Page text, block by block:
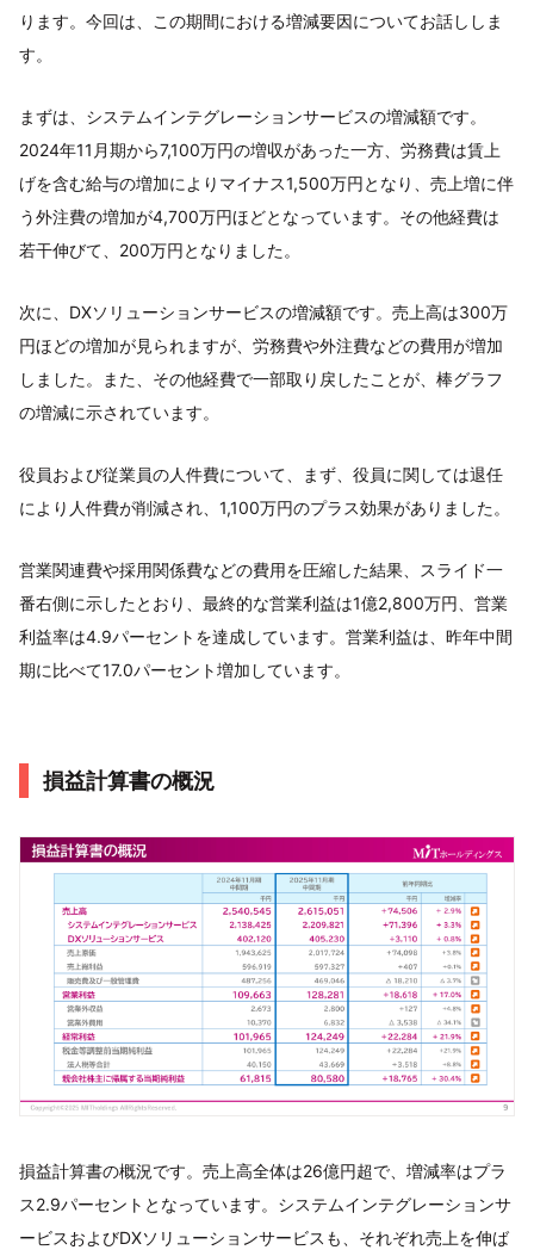
ります。今回は、この期間における増減要因についてお話ししま
す。
まずは、システムインテグレーションサービスの増減額です。
2024年11月期から7,100万円の増収があった一方、労務費は賃上
げを含む給与の増加によりマイナス1,500万円となり、売上増に伴
う外注費の増加が4,700万円ほどとなっています。その他経費は
若干伸びて、200万円となりました。
次に、DXソリューションサービスの増減額です。売上高は300万
円ほどの増加が見られますが、労務費や外注費などの費用が増加
しました。また、その他経費で一部取り戻したことが、棒グラフ
の増減に示されています。
役員および従業員の人件費について、まず、役員に関しては退任
により人件費が削減され、1,100万円のプラス効果がありました。
営業関連費や採用関係費などの費用を圧縮した結果、スライド一
番右側に示したとおり、最終的な営業利益は1億2,800万円、営業
利益率は4.9パーセントを達成しています。営業利益は、昨年中間
期に比べて17.0パーセント増加しています。
損益計算書の概況
損益計算書の概況です。売上高全体は26億円超で、増減率はプラ
ス2.9パーセントとなっています。システムインテグレーションサ
ービスおよびDXソリューションサービスも、それぞれ売上を伸ば